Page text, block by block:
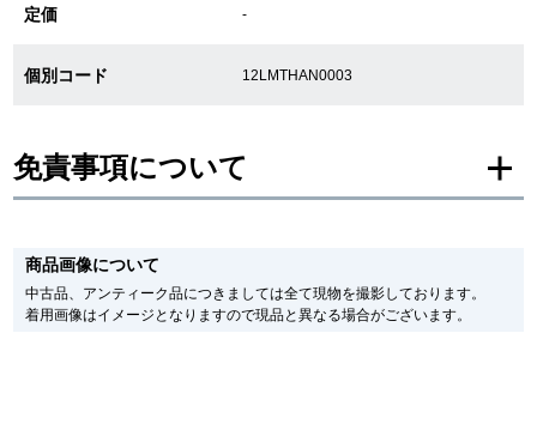
お客様の声・口コミ
GINZA RASINの中古腕時計について
商品画像について
中古品、アンティーク品につきましては全て現物を撮影しております。
着用画像はイメージとなりますので現品と異なる場合がございます。
定価 -
個別コード 12LMTHAN0003
免責事項について
メーカー保護シールの有無に個体差がございますのでご了承下さいませ。
また、メーカーにてマイナーチェンジがなされる場合がございますが、在庫品
の仕様で販売させていただきますので予めご了承の程お願いいたします。
尚、中古品、アンティーク品につきましては現品を撮影しております。